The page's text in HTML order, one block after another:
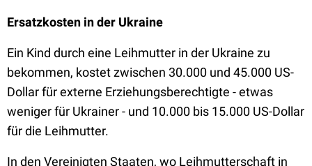
Ersatzkosten in der Ukraine
Ein Kind durch eine Leihmutter in der Ukraine zu
bekommen, kostet zwischen 30.000 und 45.000 US-
Dollar für externe Erziehungsberechtigte - etwas
weniger für Ukrainer - und 10.000 bis 15.000 US-Dollar
für die Leihmutter.
In den Vereinigten Staaten, wo Leihmutterschaft in